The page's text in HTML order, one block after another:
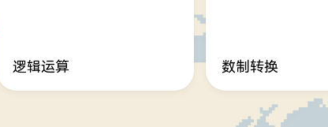
逻辑运算 数制转换